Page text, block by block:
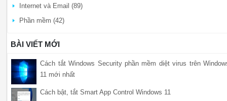
Internet và Email (89)
Phần mềm (42)
BÀI VIẾT MỚI
Cách tắt Windows Security phần mềm diệt virus trên
11 mới nhất
Cách bật, tắt Smart App Control Windows 11